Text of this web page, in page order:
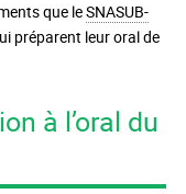
que leSNASUB-
préparent leur oral de
à l’oral du